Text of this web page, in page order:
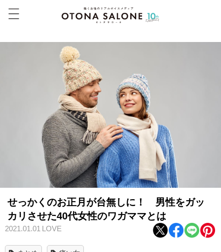
せっかくのお正月が台無しに！ 男性をガッ
カリさせた40代女性のワガママとは
2021.01.01 LOVE